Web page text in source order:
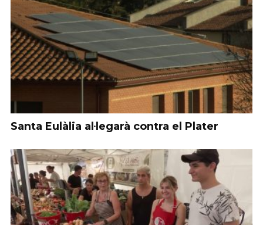
Santa Eulàlia al·legarà contra el Plater